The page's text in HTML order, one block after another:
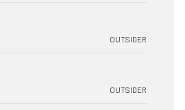
OUTSIDER
OUTSIDER